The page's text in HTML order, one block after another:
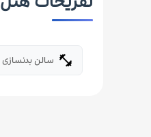
fitness_center سالن بدنسازی